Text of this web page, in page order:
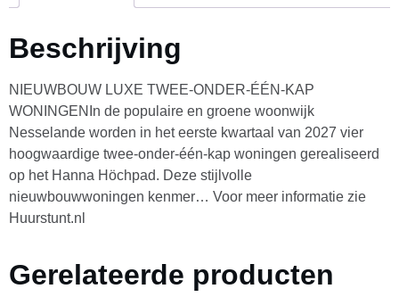
Beschrijving
NIEUWBOUW LUXE TWEE-ONDER-ÉÉN-KAP
WONINGENIn de populaire en groene woonwijk
Nesselande worden in het eerste kwartaal van 2027 vier
hoogwaardige twee-onder-één-kap woningen gerealiseerd
op het Hanna Höchpad. Deze stijlvolle
nieuwbouwwoningen kenmer… Voor meer informatie zie
Huurstunt.nl
Gerelateerde producten